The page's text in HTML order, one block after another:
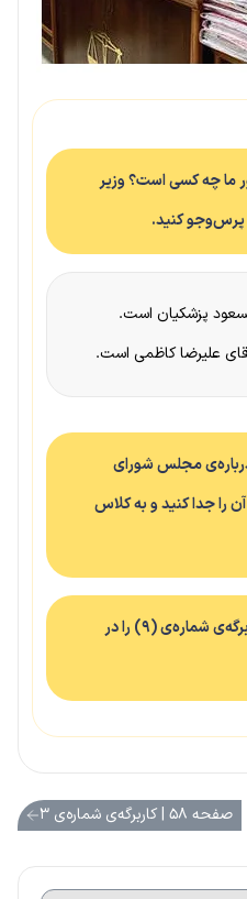
ما چه کسی است؟ وزیر
کنید.
پزشکیان است.
علیرضا کاظمی است.
مجلس شورای
را جدا کنید و به کلاس
۵- با همفکری یکدیگر کاربرگه‌ی شماره‌ی (۹) را در
صفحه ۵۸ | کاربرگه‌ی شماره‌ی ۳